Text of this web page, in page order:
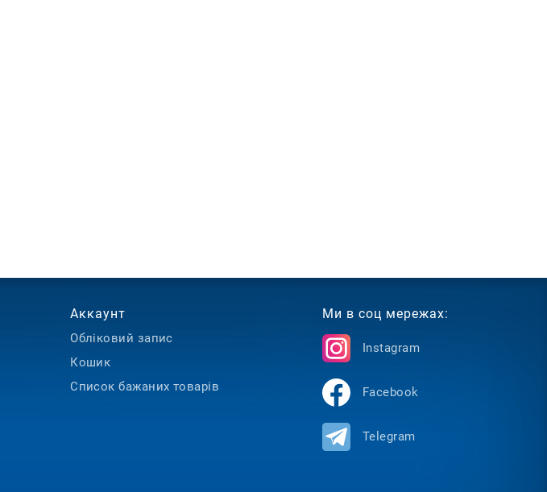
Аккаунт
Обліковий запис
Кошик
Список бажаних товарів
Ми в соц мережах:
Instagram
Facebook
Telegram